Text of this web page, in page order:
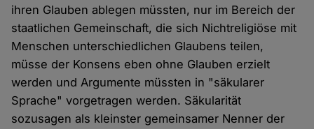
ihren Glauben ablegen müssten, nur im Bereich der
staatlichen Gemeinschaft, die sich Nichtreligiöse mit
Menschen unterschiedlichen Glaubens teilen,
müsse der Konsens eben ohne Glauben erzielt
werden und Argumente müssten in "säkularer
Sprache" vorgetragen werden. Säkularität
sozusagen als kleinster gemeinsamer Nenner der